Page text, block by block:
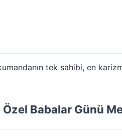
tek sahibi, en
Babalar Günü